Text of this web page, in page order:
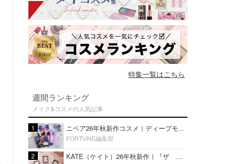
特集一覧はこちら
週間ランキング
メイク&コスメの人気記事
1 ニベア26年秋新作コスメ｜ディープモイスチャーリップの美容液タイプや2in1ボディクリームスクラブも
FORTUNE編集部
2 KATE（ケイト）26年秋新作｜『ザ アイカラー』に白みベージュ系淡色カラーが登場！新3色をレビュー